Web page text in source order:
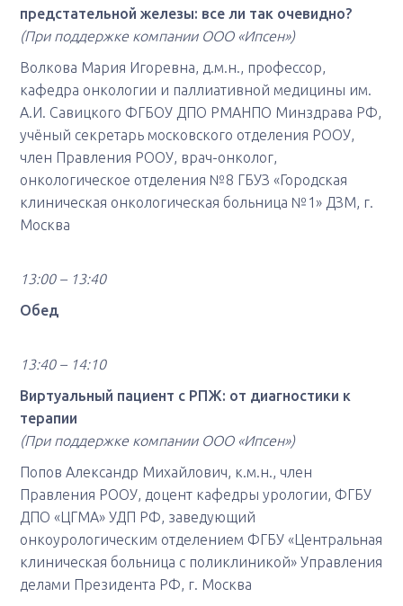
предстательной железы: все ли так очевидно?
(При поддержке компании ООО «Ипсен»)
Волкова Мария Игоревна, д.м.н., профессор,
кафедра онкологии и паллиативной медицины им.
А.И. Савицкого ФГБОУ ДПО РМАНПО Минздрава РФ,
учёный секретарь московского отделения РООУ,
член Правления РООУ, врач-онколог,
онкологическое отделения №8 ГБУЗ «Городская
клиническая онкологическая больница №1» ДЗМ, г.
Москва
13:00 – 13:40
Обед
13:40 – 14:10
Виртуальный пациент с РПЖ: от диагностики к
терапии
(При поддержке компании ООО «Ипсен»)
Попов Александр Михайлович, к.м.н., член
Правления РООУ, доцент кафедры урологии, ФГБУ
ДПО «ЦГМА» УДП РФ, заведующий
онкоурологическим отделением ФГБУ «Центральная
клиническая больница с поликлиникой» Управления
делами Президента РФ, г. Москва